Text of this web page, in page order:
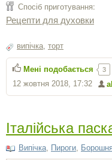
Спосіб приготування:
Рецепти для духовки
випічка, торт
12 жовтня 2018, 17:32
Мені подобається 3
Італійська
Випічка, Пироги,